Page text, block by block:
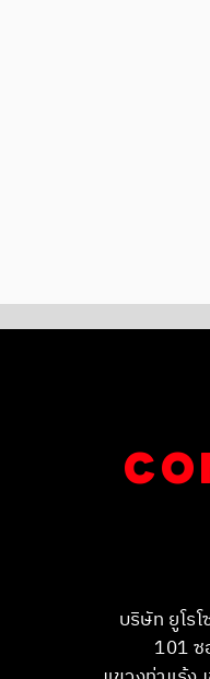
บริษัท ยูโร
101 ซ